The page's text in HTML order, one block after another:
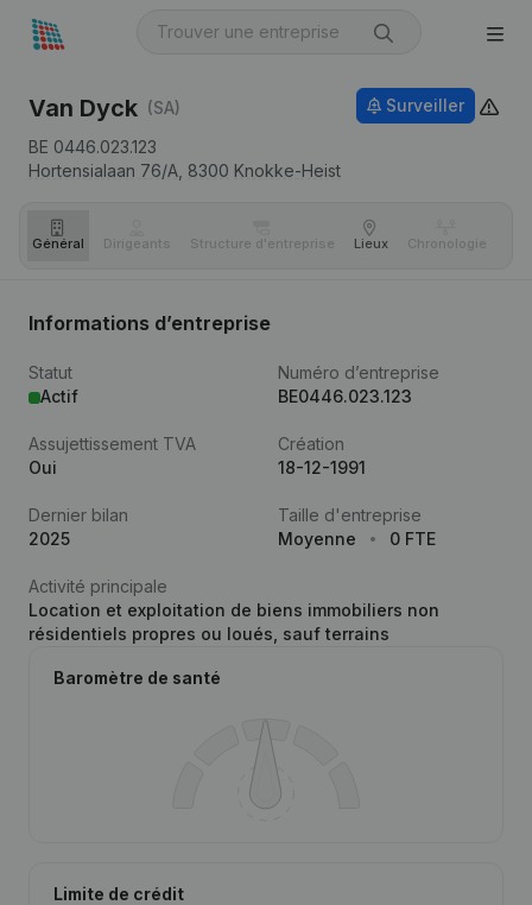
Van Dyck (SA)
BE 0446.023.123
Hortensialaan 76/A, 8300 Knokke-Heist
Surveiller
Général Dirigeants Structure d'entreprise Lieux Chronologie
Informations d’entreprise
Statut
Actif
Numéro d’entreprise
BE0446.023.123
Assujettissement TVA
Oui
Création
18-12-1991
Dernier bilan
2025
Taille d'entreprise
Moyenne
0 FTE
Activité principale
Location et exploitation de biens immobiliers non
résidentiels propres ou loués, sauf terrains
Baromètre de santé
Limite de crédit